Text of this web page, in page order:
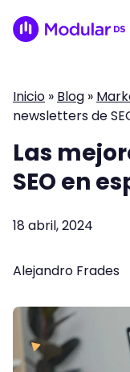
Inicio » Blog »
newsletters de
Las
SEO en
18 abril, 2024
Alejandro Frades